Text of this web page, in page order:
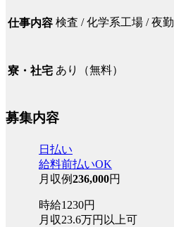
仕事内容 検査 / 化学系工場 / 夜勤
寮・社宅 あり（無料）
募集内容
日払い
給料前払いOK
月収例236,000円
時給1230円
月収23.6万円以上可